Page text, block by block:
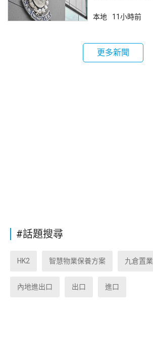
本地 11小時前
更多新聞
#話題搜尋
HK2 智慧物業保養方案 九倉置業
內地進出口 出口 進口